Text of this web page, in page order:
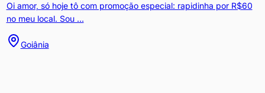
Oi amor, só hoje tô com promoção especial: rapidinha por R$60
no meu local. Sou ...
Goiânia